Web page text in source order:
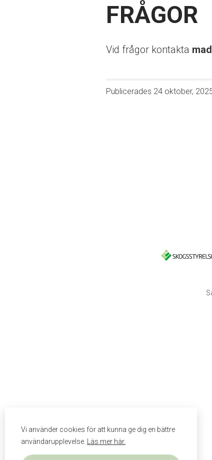
Vi använder cookies för att kunna ge dig en bättre
användarupplevelse.
Läs mer här.
FRÅGOR
Vid frågor kontakta
Publicerades 24 oktober,